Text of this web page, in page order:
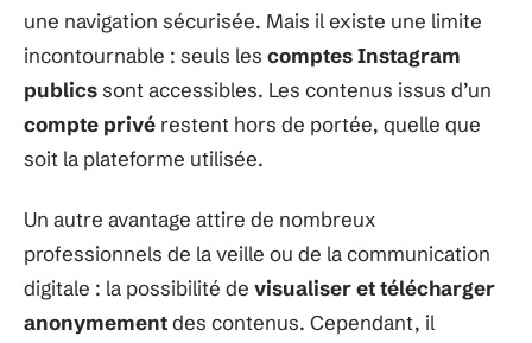
une navigation sécurisée. Mais il existe une limite
incontournable : seuls les comptes Instagram
publicssont accessibles. Les contenus issus d’un
compte privé restent hors de portée, quelle que
soit la plateforme utilisée.
Un autre avantage attire de nombreux
professionnels de la veille ou de la communication
digitale : la possibilité de visualiser et télécharger
anonymementdes contenus. Cependant, il